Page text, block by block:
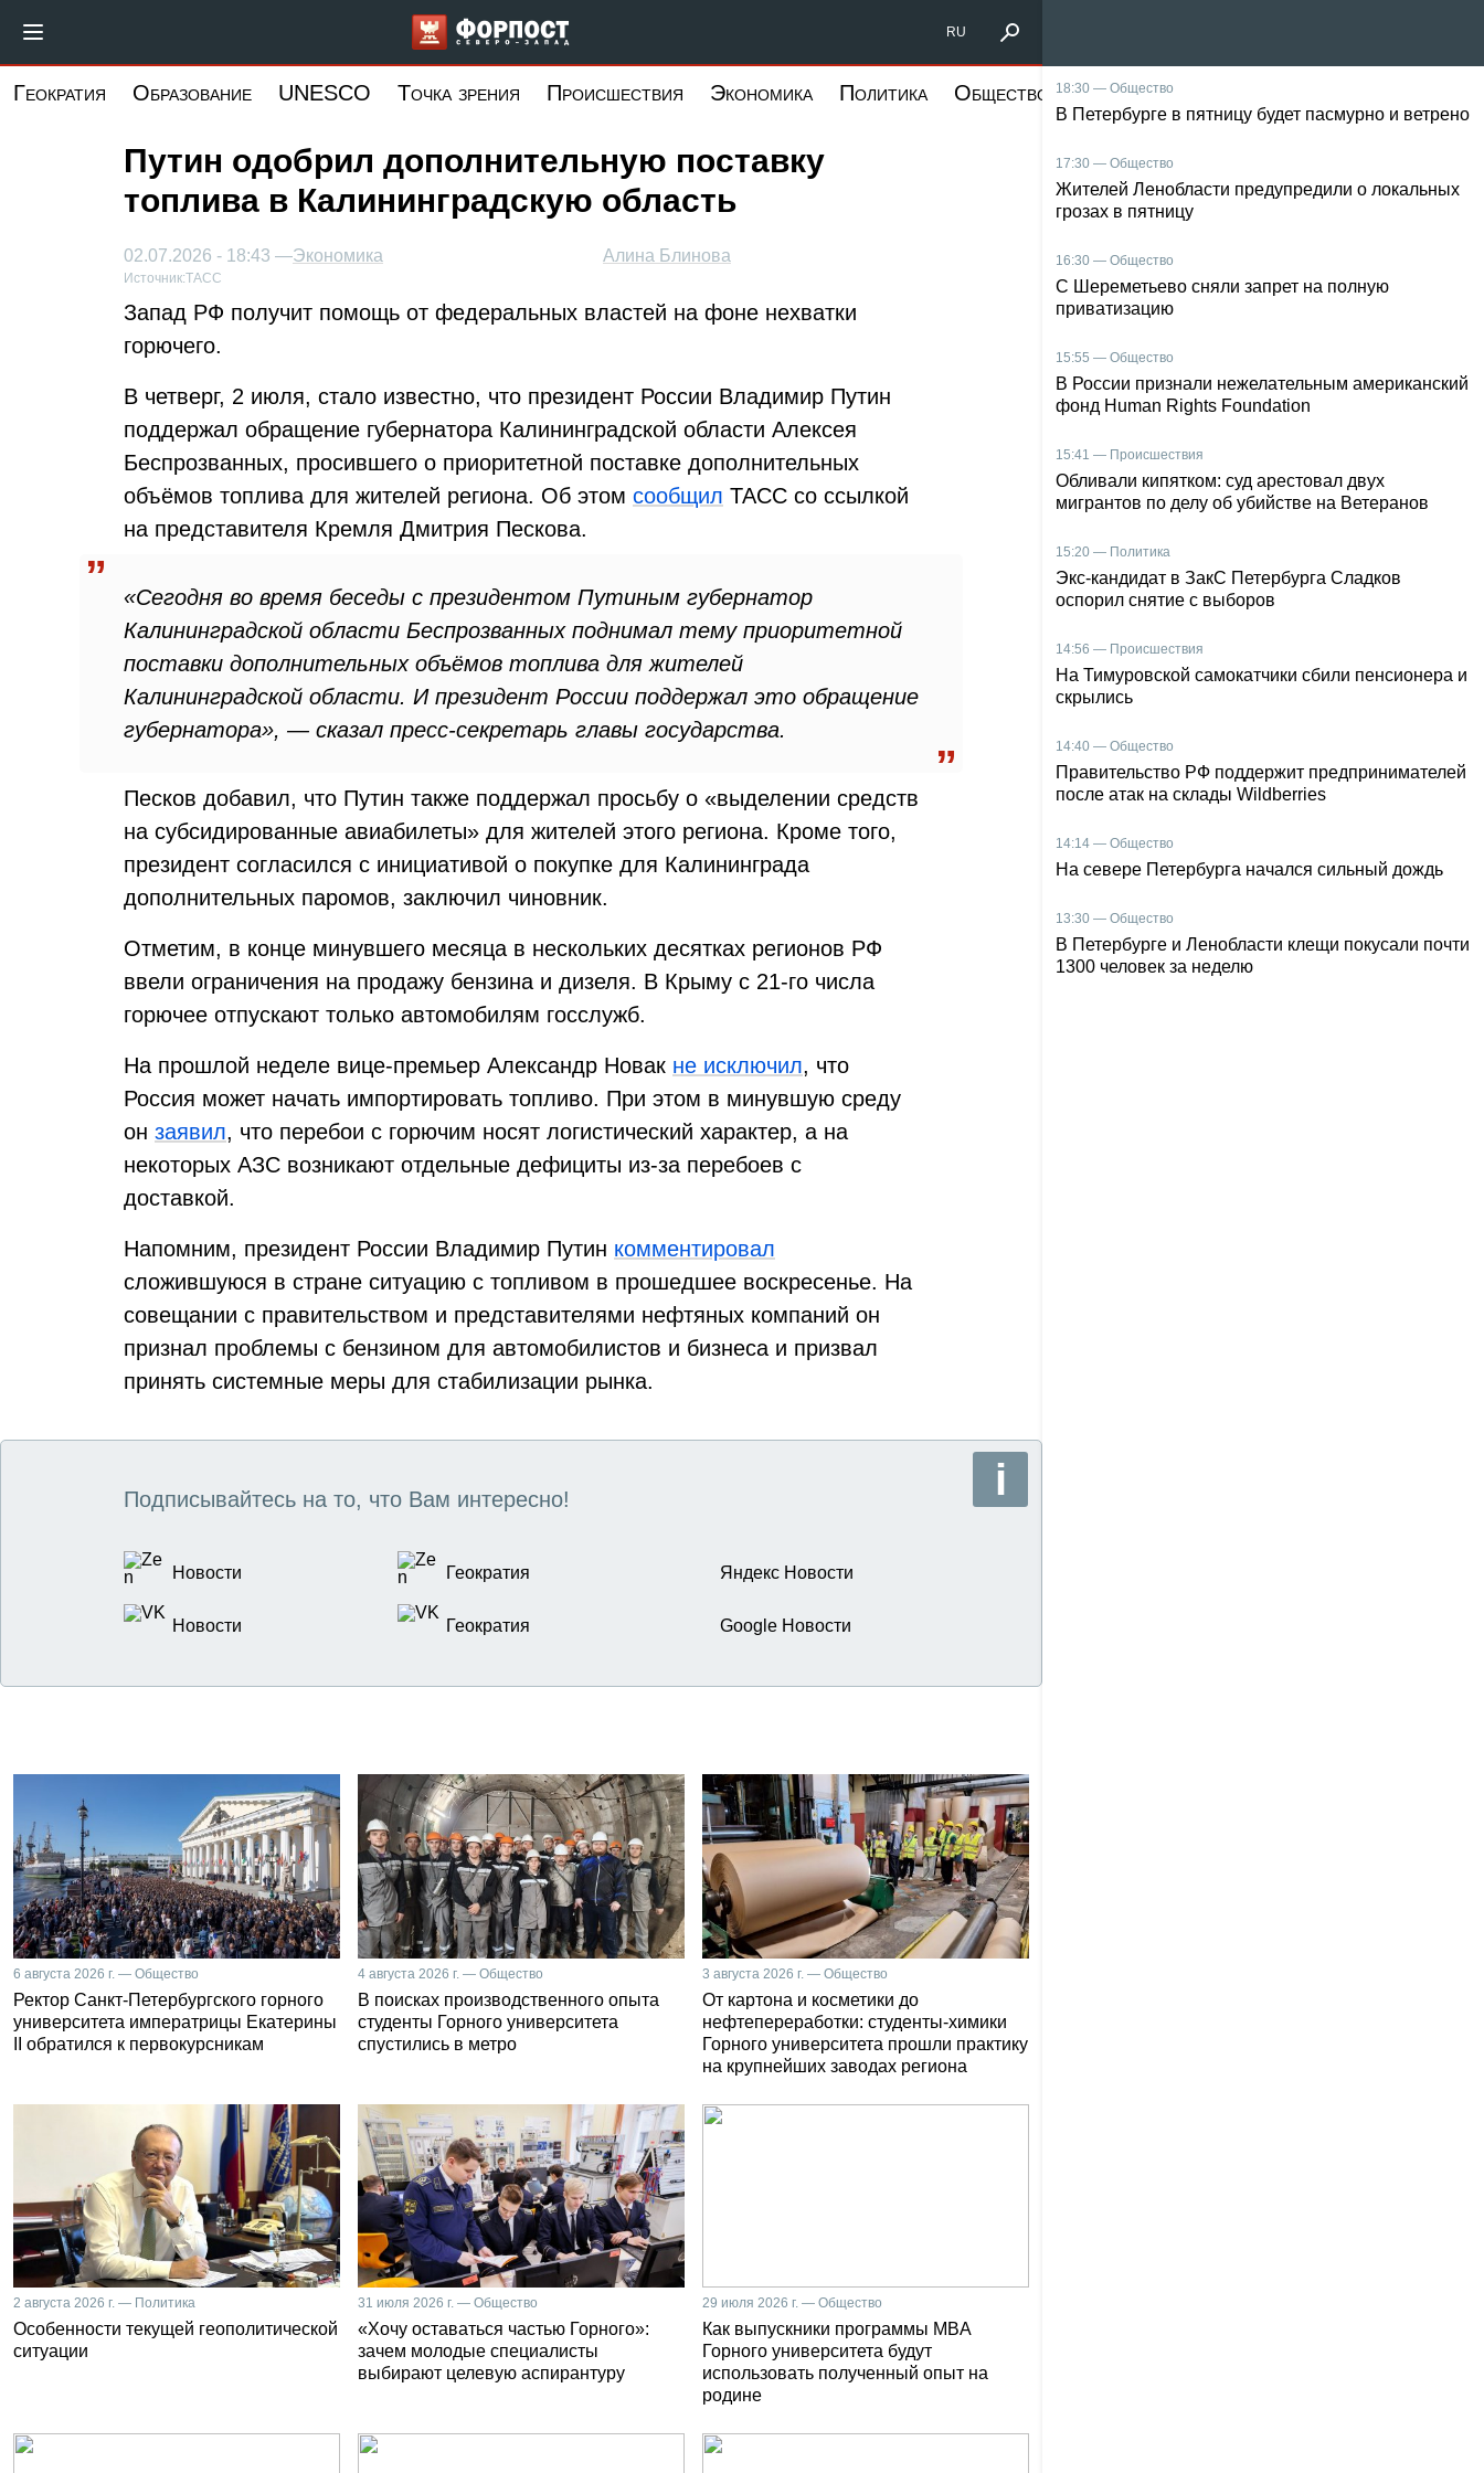
основному
Форпост Северо-Запад RU
Геократия Образование UNESCO Точка зрения Происшествия Экономика Политика Общество Наука и техника
Путин одобрил дополнительную поставку
топлива в Калининградскую область
Алина Блинова
02.07.2026 - 18:43 —Экономика
Источник:ТАСС
Запад РФ получит помощь от федеральных властей на фоне нехватки
горючего.
В четверг, 2 июля, стало известно, что президент России Владимир Путин
поддержал обращение губернатора Калининградской области Алексея
Беспрозванных, просившего о приоритетной поставке дополнительных
объёмов топлива для жителей региона. Об этом сообщил ТАСС со ссылкой
на представителя Кремля Дмитрия Пескова.
«Сегодня во время беседы с президентом Путиным губернатор
Калининградской области Беспрозванных поднимал тему приоритетной
поставки дополнительных объёмов топлива для жителей
Калининградской области. И президент России поддержал это обращение
губернатора», — сказал пресс-секретарь главы государства.
Песков добавил, что Путин также поддержал просьбу о «выделении средств
на субсидированные авиабилеты» для жителей этого региона. Кроме того,
президент согласился с инициативой о покупке для Калининграда
дополнительных паромов, заключил чиновник.
Отметим, в конце минувшего месяца в нескольких десятках регионов РФ
ввели ограничения на продажу бензина и дизеля. В Крыму с 21-го числа
горючее отпускают только автомобилям госслужб.
На прошлой неделе вице-премьер Александр Новак не исключил, что
Россия может начать импортировать топливо. При этом в минувшую среду
он заявил, что перебои с горючим носят логистический характер, а на
некоторых АЗС возникают отдельные дефициты из-за перебоев с
доставкой.
Напомним, президент России Владимир Путин комментировал
сложившуюся в стране ситуацию с топливом в прошедшее воскресенье. На
совещании с правительством и представителями нефтяных компаний он
признал проблемы с бензином для автомобилистов и бизнеса и призвал
принять системные меры для стабилизации рынка.
Подписывайтесь на то, что Вам интересно!
Новости Геократия Яндекс Новости
Новости Геократия Google Новости
6 августа 2026 г. — Общество
Ректор Санкт-Петербургского горного
университета императрицы Екатерины
II обратился к первокурсникам
4 августа 2026 г. — Общество
В поисках производственного опыта
студенты Горного университета
спустились в метро
3 августа 2026 г. — Общество
От картона и косметики до
нефтепереработки: студенты-химики
Горного университета прошли практику
на крупнейших заводах региона
2 августа 2026 г. — Политика
Особенности текущей геополитической
ситуации
31 июля 2026 г. — Общество
«Хочу оставаться частью Горного»:
зачем молодые специалисты
выбирают целевую аспирантуру
29 июля 2026 г. — Общество
Как выпускники программы MBA
Горного университета будут
использовать полученный опыт на
родине
18:30 — Общество
В Петербурге в пятницу будет пасмурно и ветрено
17:30 — Общество
Жителей Ленобласти предупредили о локальных
грозах в пятницу
16:30 — Общество
С Шереметьево сняли запрет на полную
приватизацию
15:55 — Общество
В России признали нежелательным американский
фонд Human Rights Foundation
15:41 — Происшествия
Обливали кипятком: суд арестовал двух
мигрантов по делу об убийстве на Ветеранов
15:20 — Политика
Экс-кандидат в ЗакС Петербурга Сладков
оспорил снятие с выборов
14:56 — Происшествия
На Тимуровской самокатчики сбили пенсионера и
скрылись
14:40 — Общество
Правительство РФ поддержит предпринимателей
после атак на склады Wildberries
14:14 — Общество
На севере Петербурга начался сильный дождь
13:30 — Общество
В Петербурге и Ленобласти клещи покусали почти
1300 человек за неделю